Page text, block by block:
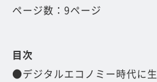
ページ数：9ページ
目次
●デジタルエコノミー時代に